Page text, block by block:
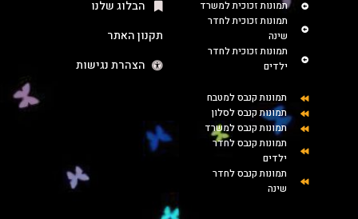
תמונות זכוכית למשרד
תמונות זכוכית לחדר
שינה
תמונות זכוכית לחדר
ילדים
תמונות קנבס למטבח
תמונות קנבס לסלון
תמונות קנבס למשרד
תמונות קנבס לחדר
ילדים
תמונות קנבס לחדר
שינה
הבלוג שלנו
תקנון האתר
הצהרת נגישות